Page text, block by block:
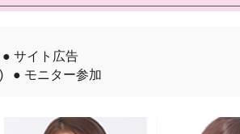
● サイト広告
● モニター参加